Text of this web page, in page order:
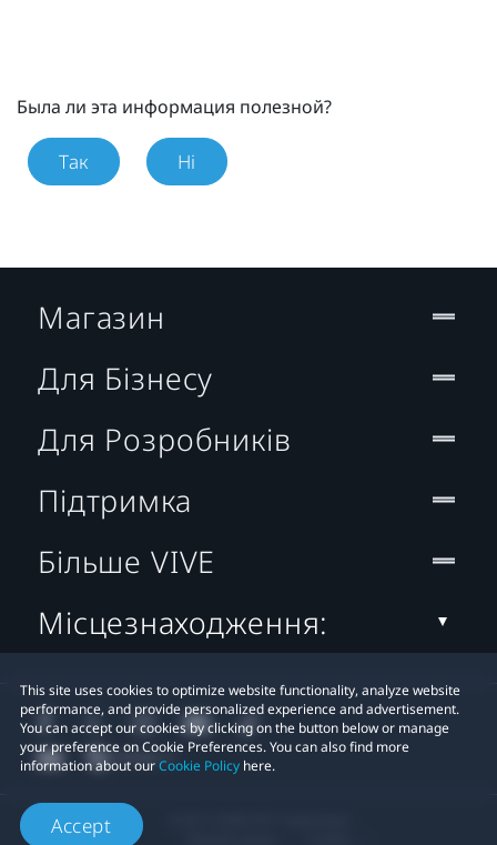
Была ли эта информация полезной?
Так Ні
This site uses cookies to optimize website functionality, analyze website
performance, and provide personalized experience and advertisement.
You can accept our cookies by clicking on the button below or manage
your preference on Cookie Preferences. You can also find more
information about ourCookie Policy here.
Accept
Магазин
Для Бізнесу
Для Розробників
Підтримка
Більше VIVE
Місцезнаходження: